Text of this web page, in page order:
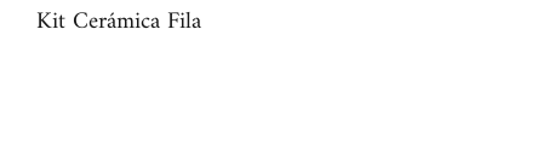
Kit Cerámica Fila